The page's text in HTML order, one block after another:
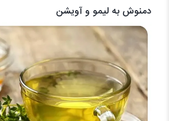
دمنوش به لیمو و آویشن